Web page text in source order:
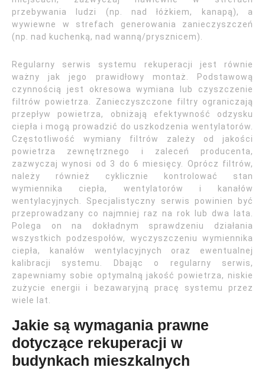
przebywania ludzi (np. nad łóżkiem, kanapą), a
wywiewne w strefach generowania zanieczyszczeń
(np. nad kuchenką, nad wanną/prysznicem).
Regularny serwis systemu rekuperacji jest równie
ważny jak jego prawidłowy montaż. Podstawową
czynnością jest okresowa wymiana lub czyszczenie
filtrów powietrza. Zanieczyszczone filtry ograniczają
przepływ powietrza, obniżają efektywność odzysku
ciepła i mogą prowadzić do uszkodzenia wentylatorów.
Częstotliwość wymiany filtrów zależy od jakości
powietrza zewnętrznego i zaleceń producenta,
zazwyczaj wynosi od 3 do 6 miesięcy. Oprócz filtrów,
należy również cyklicznie kontrolować stan
wymiennika ciepła, wentylatorów i kanałów
wentylacyjnych. Specjalistyczny serwis powinien być
przeprowadzany co najmniej raz na rok lub dwa lata.
Polega on na dokładnym sprawdzeniu działania
wszystkich podzespołów, wyczyszczeniu wymiennika
ciepła, kanałów wentylacyjnych oraz ewentualnej
kalibracji systemu. Dbając o regularny serwis,
zapewniamy sobie optymalną jakość powietrza, niskie
zużycie energii i bezawaryjną pracę systemu przez
wiele lat.
Jakie są wymagania prawne
dotyczące rekuperacji w
budynkach mieszkalnych